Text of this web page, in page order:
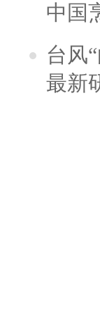
中国
台风
最新